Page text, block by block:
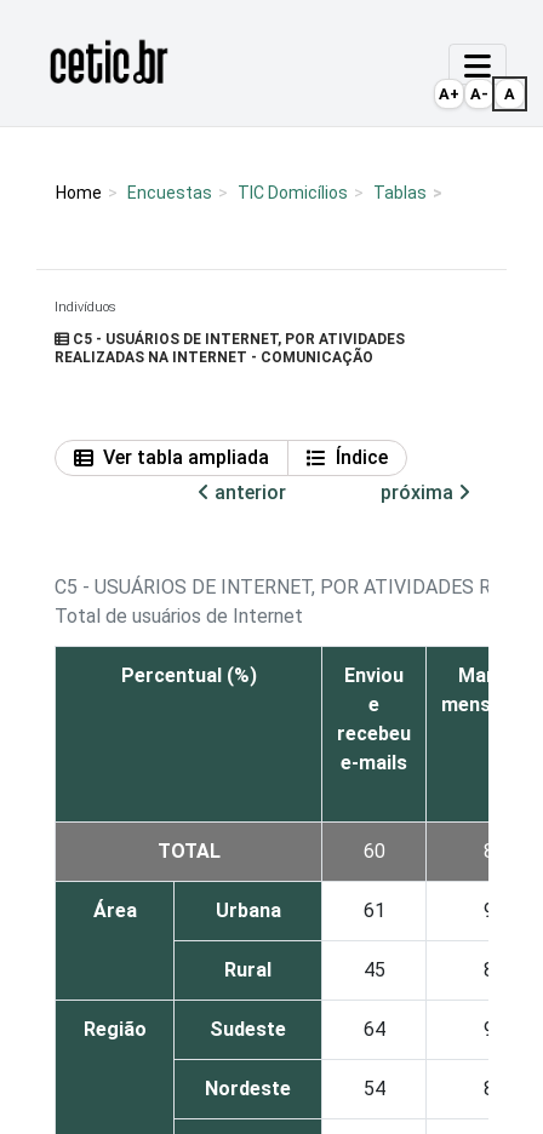
Página inicial
Home Encuestas TIC Domicílios Tablas
Indivíduos
C5 - USUÁRIOS DE INTERNET, POR ATIVIDADES
REALIZADAS NA INTERNET - COMUNICAÇÃO
Ver tabla ampliada
Índice
anterior
próxima
C5 - USUÁRIOS DE INTERNET, POR ATIVIDADES
Total de usuários de Internet
Percentual (%)
Enviou
e
recebeu
e-mails
Mandou
TOTAL 60 89
Área Urbana 61 90
Rural 45 82
Região Sudeste 64 91
Nordeste 54 87
A+ A- A